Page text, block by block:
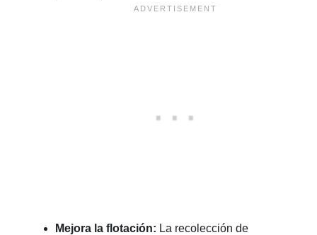
Mejora la flotación: La recolección de